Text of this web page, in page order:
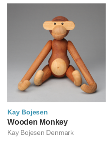
Kay Bojesen
카이 보예센
Wooden Monkey
Kay Bojesen Denmark